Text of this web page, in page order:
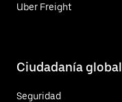
Uber Freight
Ciudadanía global
Seguridad